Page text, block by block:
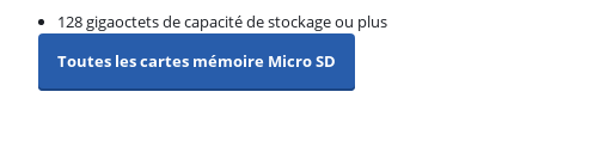
128 gigaoctets de capacité de stockage ou plus
Toutes les cartes mémoire Micro SD